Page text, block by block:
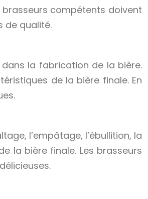
compétents doivent
de qualité.
la fabrication de la bière.
de la bière finale. En
l’empâtage, l’ébullition, la
la bière finale. Les brasseurs